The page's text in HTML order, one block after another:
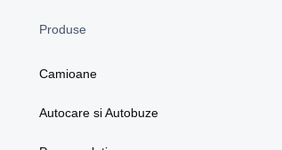
Produse
Camioane
Autocare si Autobuze